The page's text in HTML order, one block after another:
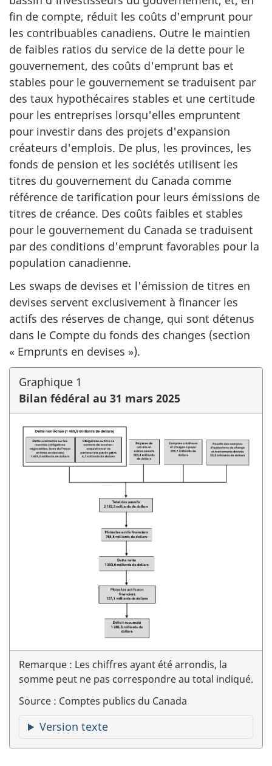
fin de compte, réduit les coûts d'emprunt pour
les contribuables canadiens. Outre le maintien
de faibles ratios du service de la dette pour le
gouvernement, des coûts d'emprunt bas et
stables pour le gouvernement se traduisent par
des taux hypothécaires stables et une certitude
pour les entreprises lorsqu'elles empruntent
pour investir dans des projets d'expansion
créateurs d'emplois. De plus, les provinces, les
fonds de pension et les sociétés utilisent les
titres du gouvernement du Canada comme
référence de tarification pour leurs émissions de
titres de créance. Des coûts faibles et stables
pour le gouvernement du Canada se traduisent
par des conditions d'emprunt favorables pour la
population canadienne.
Les swaps de devises et l'émission de titres en
devises servent exclusivement à financer les
actifs des réserves de change, qui sont détenus
dans le Compte du fonds des changes (section
« Emprunts en devises »).
Graphique 1
Bilan fédéral au 31 mars 2025
Remarque : Les chiffres ayant été arrondis, la
somme peut ne pas correspondre au total indiqué.
Source : Comptes publics du Canada
Version texte